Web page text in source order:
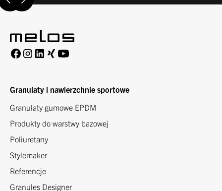
Granulaty i nawierzchnie sportowe
Granulaty gumowe EPDM
Produkty do warstwy bazowej
Poliuretany
Stylemaker
Referencje
Granules Designer